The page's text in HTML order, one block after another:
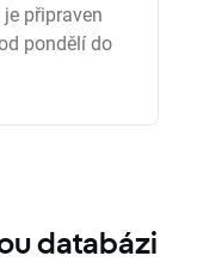
připraven
pondělí do
databázi